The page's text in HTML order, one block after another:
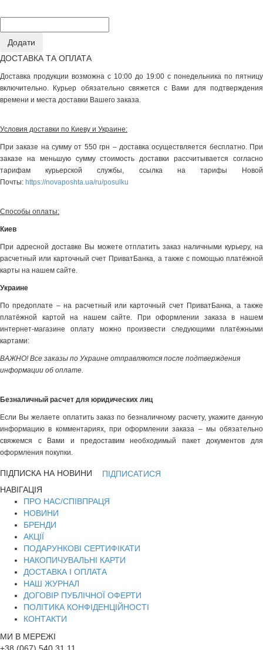
ДОСТАВКА ТА ОПЛАТА
Доставка продукции возможна с 10:00 до 19:00 с понедельника по пятницу
включительно. Курьер обязательно свяжется с Вами для подтверждения
времени и места доставки Вашего заказа.
Условия доставки по Киеву и Украине:
При заказе на сумму от 550 грн – доставка осуществляется бесплатно. При
заказе на меньшую сумму стоимость доставки рассчитывается согласно
тарифам курьерской службы, ссылка на тарифы Новой
Почты: https://novaposhta.ua/ru/posulku
Способы оплаты:
Киев
При адресной доставке Вы можете отплатить заказ наличными курьеру, на
расчетный или карточный счет ПриватБанка, а также с помощью платёжной
карты на нашем сайте.
Украине
По предоплате – на расчетный или карточный счет ПриватБанка, а также
платёжной картой на нашем сайте. При оформлении заказа в нашем
интернет-магазине оплату можно произвести следующими платёжными
картами:
ВАЖНО! Все заказы по Украине отправляются после подтверждения
информации об оплате.
Безналичный расчет для юридических лиц
Если Вы желаете оплатить заказ по безналичному расчету, укажите данную
информацию в комментариях, при оформлении заказа – мы обязательно
свяжемся с Вами и предоставим необходимый пакет документов для
оформления покупки.
ПІДПИСКА НА НОВИНИ
ПІДПИСАТИСЯ
НАВІГАЦІЯ
ПРО НАС/СПІВПРАЦЯ
НОВИНИ
БРЕНДИ
АКЦІЇ
ПОДАРУНКОВІ СЕРТИФІКАТИ
НАКОПИЧУВАЛЬНІ КАРТИ
ДОСТАВКА І ОПЛАТА
НАШ ЖУРНАЛ
ДОГОВІР ПУБЛІЧНОЇ ОФЕРТИ
ПОЛІТИКА КОНФІДЕНЦІЙНОСТІ
КОНТАКТИ
МИ В МЕРЕЖІ